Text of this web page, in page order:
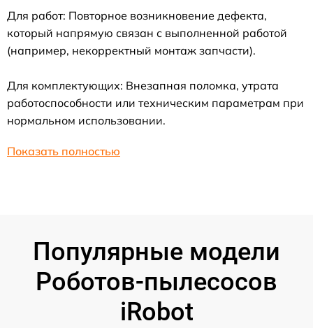
Для работ: Повторное возникновение дефекта,
который напрямую связан с выполненной работой
(например, некорректный монтаж запчасти).
Для комплектующих: Внезапная поломка, утрата
работоспособности или техническим параметрам при
нормальном использовании.
Показать полностью
Популярные модели
Роботов-пылесосов
iRobot